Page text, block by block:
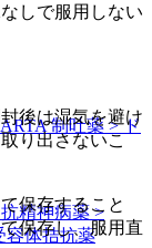
制吐薬 > ド
精神病薬 >
容体拮抗薬
しで服用しない
後は湿気を避け
り出さないこ
保存すること
保存し、服用直